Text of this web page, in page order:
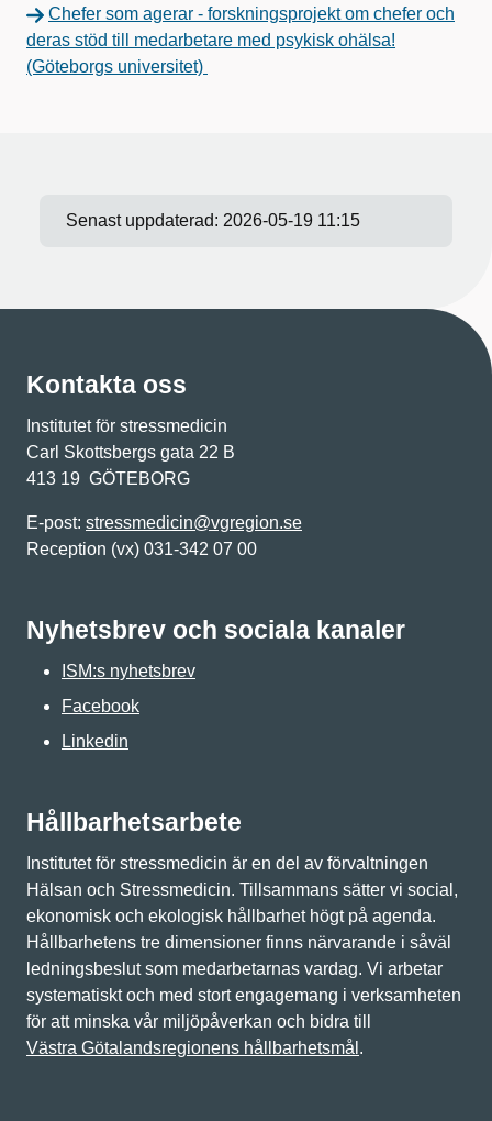
Chefer som agerar - forskningsprojekt om chefer och
deras stöd till medarbetare med psykisk ohälsa!
(Göteborgs universitet)
Senast uppdaterad: 2026-05-19 11:15
Kontakta oss
Institutet för stressmedicin
Carl Skottsbergs gata 22 B
413 19 GÖTEBORG
E-post: stressmedicin@vgregion.se
Reception (vx) 031-342 07 00
Nyhetsbrev och sociala kanaler
ISM:s nyhetsbrev
Facebook
Linkedin
Hållbarhetsarbete
Institutet för stressmedicin är en del av förvaltningen
Hälsan och Stressmedicin. Tillsammans sätter vi social,
ekonomisk och ekologisk hållbarhet högt på agenda.
Hållbarhetens tre dimensioner finns närvarande i såväl
ledningsbeslut som medarbetarnas vardag. Vi arbetar
systematiskt och med stort engagemang i verksamheten
för att minska vår miljöpåverkan och bidra till
Västra Götalandsregionens hållbarhetsmål .